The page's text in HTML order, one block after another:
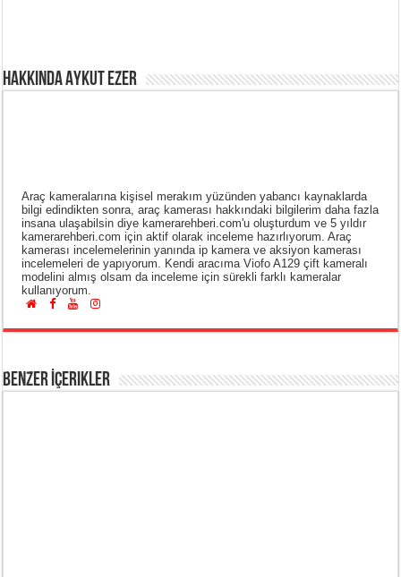
Hakkında Aykut Ezer
Araç kameralarına kişisel merakım yüzünden yabancı kaynaklarda
bilgi edindikten sonra, araç kamerası hakkındaki bilgilerim daha fazla
insana ulaşabilsin diye kamerarehberi.com'u oluşturdum ve 5 yıldır
kamerarehberi.com için aktif olarak inceleme hazırlıyorum. Araç
kamerası incelemelerinin yanında ip kamera ve aksiyon kamerası
incelemeleri de yapıyorum. Kendi aracıma Viofo A129 çift kameralı
modelini almış olsam da inceleme için sürekli farklı kameralar
kullanıyorum.
Benzer İçerikler